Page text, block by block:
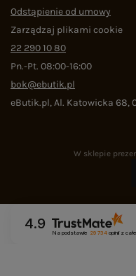
Odstąpienie od umowy
Zarządzaj plikami cookie
22 290 10 80
Pn.-Pt. 08:00-16:00
bok@ebutik.pl
eButik.pl,Al. Katowicka 68,
W sklepie
4.9
Na podstawie 29 734opinii z